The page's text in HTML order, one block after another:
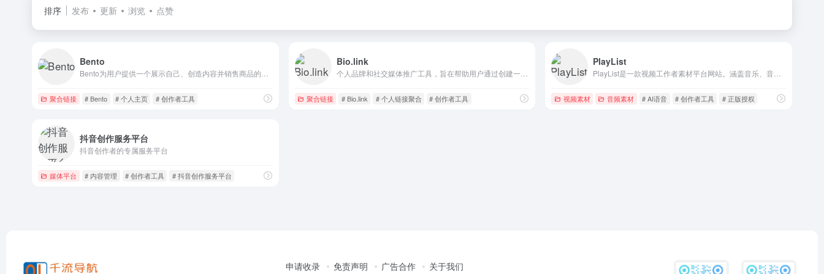
排序 发布 更新 浏览 点赞
Bento
聚合链接 # Bento # 个人主页 # 创作者工具
Bio.link
个人品牌和社交媒体推广工具，旨在帮助用户通过创建一个专属的链接页面来展示其个人或商业品牌、社交媒体资料及其他重要信息
聚合链接 # Bio.link # 个人链接聚合 # 创作者工具
PlayList
视频素材 音频素材 # AI语音 # 创作者工具 # 正版授权
抖音创作服务平台
抖音创作者的专属服务平台
媒体平台 # 内容管理 # 创作者工具 # 抖音创作服务平台
申请收录 免责声明 广告合作 关于我们